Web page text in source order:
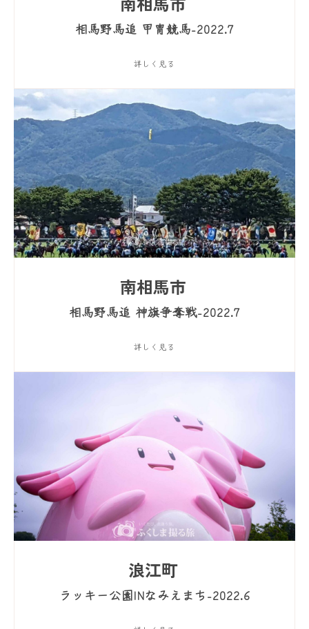
相馬野馬追 甲冑競馬-2022.7
詳しく見る
南相馬市
相馬野馬追 神旗争奪戦-2022.7
詳しく見る
浪江町
ラッキー公園INなみえまち-2022.6